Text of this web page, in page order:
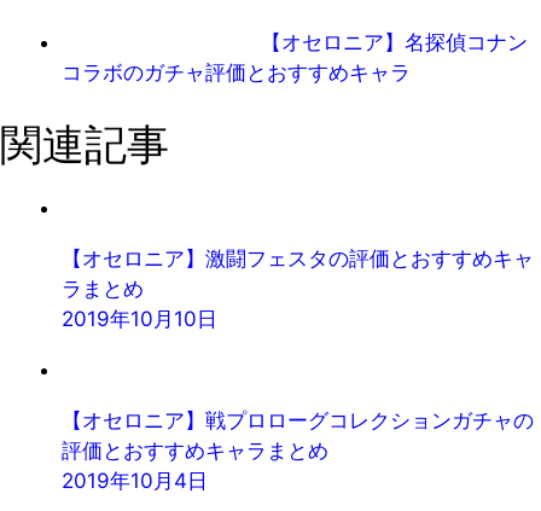
【オセロニア】名探偵コナン
コラボのガチャ評価とおすすめキャラ
関連記事
【オセロニア】激闘フェスタの評価とおすすめキャ
ラまとめ
2019年10月10日
【オセロニア】戦プロローグコレクションガチャの
評価とおすすめキャラまとめ
2019年10月4日